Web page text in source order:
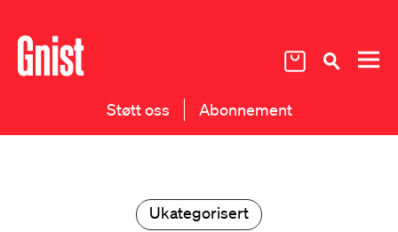
Støtt oss Abonnement
Ukategorisert